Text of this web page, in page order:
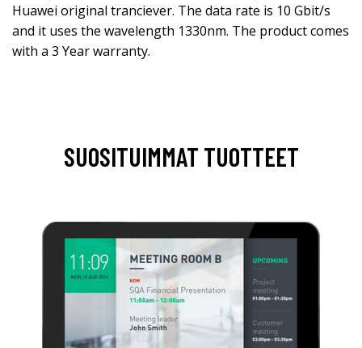
Huawei original tranciever. The data rate is 10 Gbit/s
and it uses the wavelength 1330nm. The product comes
with a 3 Year warranty.
SUOSITUIMMAT TUOTTEET